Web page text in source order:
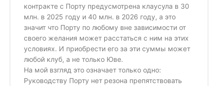
контракте с Порту предусмотрена клаусула в 30
млн. в 2025 году и 40 млн. в 2026 году, а это
значит что Порту по любому вне зависимости от
своего желания может расстаться с ним на этих
условиях. И приобрести его за эти суммы может
любой клуб, а не только Юве.
На мой взгляд это означает только одно:
Руководству Порту нет резона препятствовать